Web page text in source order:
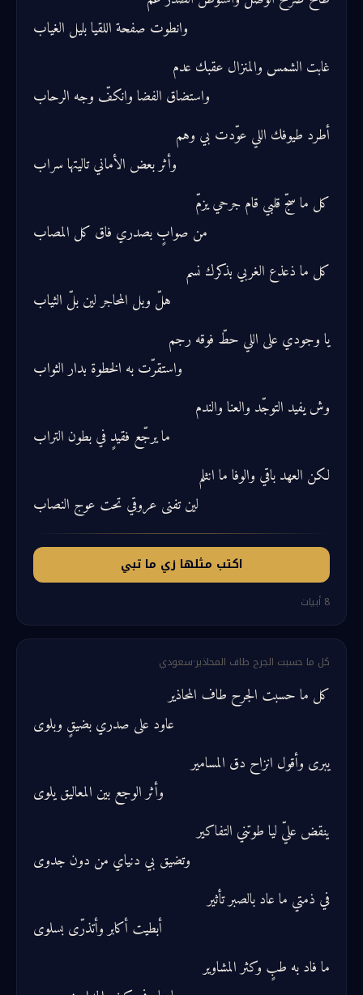
وانطوت صفحة اللقيا بليل الغياب
غابت الشمس والمنزال عقبك عدم
واستضاق الفضا وانكفّ وجه الرحاب
أطرد طيوفك اللي عوّدت بي وهم
وأثر بعض الأماني تاليتها سراب
كل ما سجّ قلبي قام جرحي يزمّ
من صوابٍ بصدري فاق كل المصاب
كل ما ذعذع الغربي بذكرك نسم
هلّ وبل المحاجر لين بلّ الثياب
يا وجودي على اللي حطّ فوقه رجم
واستقرّت به الخطوة بدار الثواب
وش يفيد التوجّد والعنا والندم
ما يرجّع فقيدٍ في بطون التراب
لكن العهد باقي والوفا ما انثلم
لين تفنى عروقي تحت عوج النصاب
اكتب مثلها زي ما تبي
8 أبيات
كل ما حسبت الجرح طاف المحاذير·سعودي
كل ما حسبت الجرح طاف المحاذير
عاود على صدري بضيقٍ وبلوى
يبرى وأقول انزاح دق المسامير
وأثر الوجع بين المعاليق يلوى
ينقض عليّ ليا طوتني التفاكير
وتضيق بي دنياي من دون جدوى
في ذمتي ما عاد بالصبر تأثير
أبطيت أكابر وأتذرّى بسلوى
ما فاد به طبٍ وكثر المشاوير